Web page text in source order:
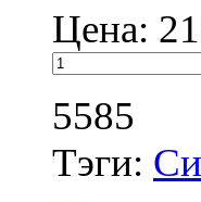
Цена:
5585
Тэги: